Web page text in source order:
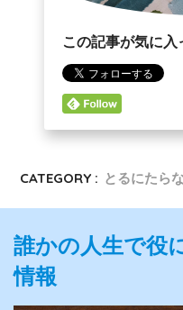
この記事が気に入
CATEGORY : とるにたら
誰かの人生で役
情報